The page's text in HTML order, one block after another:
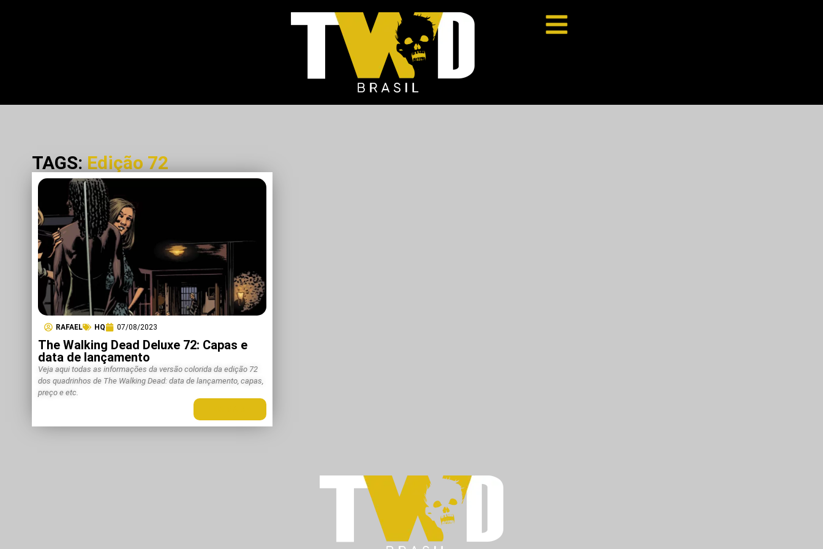
TAGS: Edição 72
RAFAEL HQ 07/08/2023
The Walking Dead Deluxe 72: Capas e
data de lançamento
Veja aqui todas as informações da versão colorida da edição 72
dos quadrinhos de The Walking Dead: data de lançamento, capas,
preço e etc.